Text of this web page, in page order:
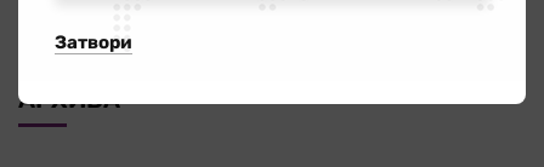
14 јули 2026
АРХИВА
Затвори